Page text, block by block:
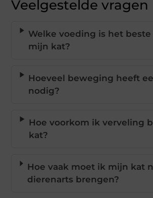
Veelgestelde vragen
Welke voeding is het beste
mijn kat?
Hoeveel beweging heeft
nodig?
Hoe voorkom ik verveling
kat?
Hoe vaak moet ik mijn kat
dierenarts brengen?